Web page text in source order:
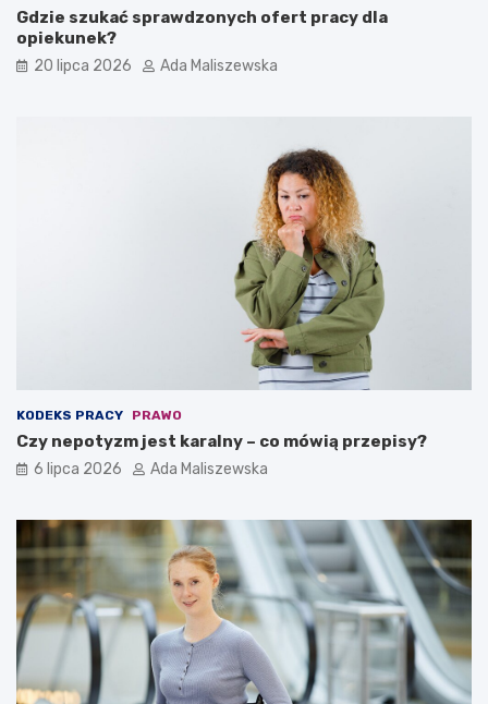
Gdzie szukać sprawdzonych ofert pracy dla
opiekunek?
20 lipca 2026 Ada Maliszewska
KODEKS PRACY PRAWO
Czy nepotyzm jest karalny – co mówią przepisy?
6 lipca 2026 Ada Maliszewska